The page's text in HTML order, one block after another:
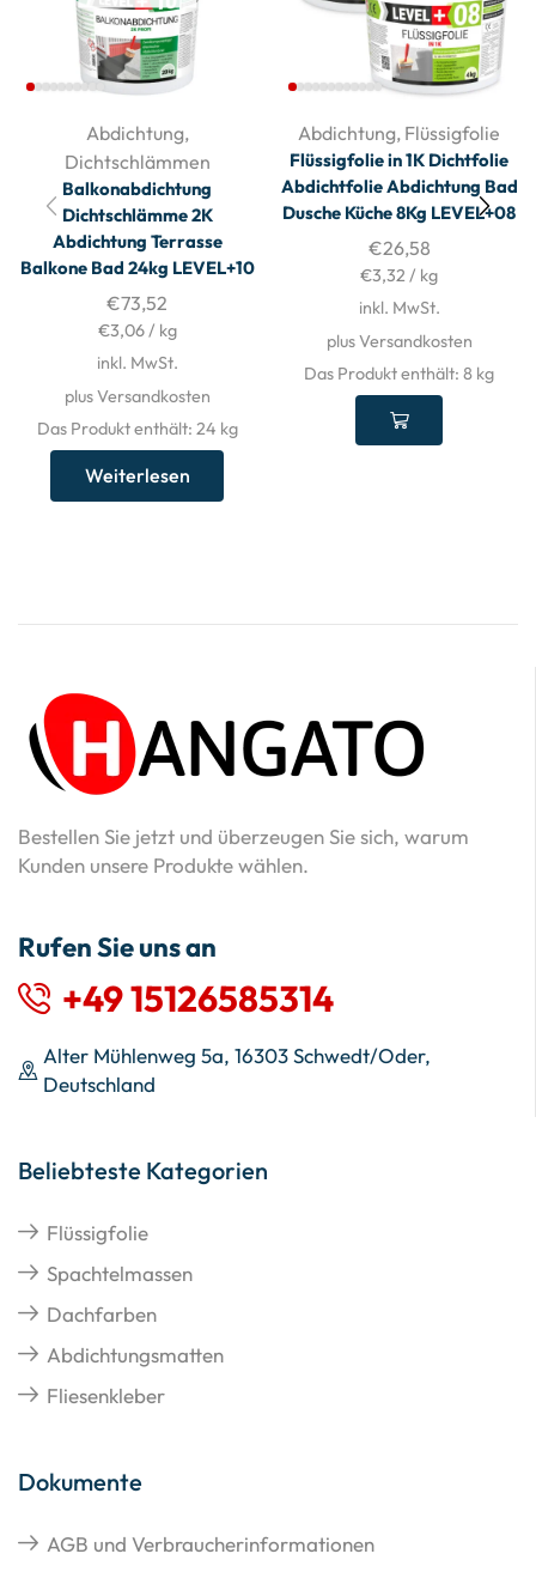
Abdichtung,
Dichtschlämmen
Balkonabdichtung
Dichtschlämme 2K
Abdichtung Terrasse
Balkone Bad 24kg LEVEL+10
€73,52
€3,06/ kg
inkl. MwSt.
plus Versandkosten
Das Produkt enthält: 24 kg
Weiterlesen
Abdichtung, Flüssigfolie
Flüssigfolie in 1K Dichtfolie
Abdichtfolie Abdichtung Bad
Dusche Küche 8Kg LEVEL+08
€26,58
€3,32 / kg
inkl. MwSt.
plus Versandkosten
Das Produkt enthält: 8 kg
Bestellen Sie jetzt und überzeugen Sie sich, warum
Kunden unsere Produkte wählen.
Rufen Sie uns an
+49 15126585314
Alter Mühlenweg 5a, 16303 Schwedt/Oder,
Deutschland
Beliebteste Kategorien
Flüssigfolie
Spachtelmassen
Dachfarben
Abdichtungsmatten
Fliesenkleber
Dokumente
AGB und Verbraucherinformationen